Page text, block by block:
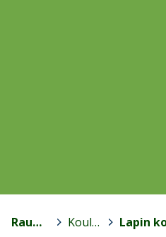
Rauma Koulut >